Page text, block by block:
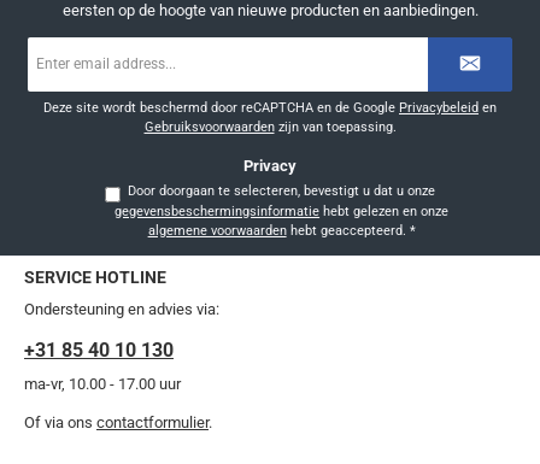
eersten op de hoogte van nieuwe producten en aanbiedingen.
mailadres
Deze site wordt beschermd door reCAPTCHA en de Google Privacybeleid en
Gebruiksvoorwaardenzijn van toepassing.
Privacy
Door doorgaan te selecteren, bevestigt u dat u onze
gegevensbeschermingsinformatie
algemene voorwaardenhebt geaccepteerd. *
SERVICE HOTLINE
Ondersteuning en advies via:
+31 85 40 10 130
ma-vr, 10.00 - 17.00 uur
Of via ons contactformulier.